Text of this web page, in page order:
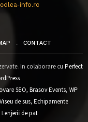
info.ro
CONTACT
In colaborare cu Perfect
SEO, Brasov Events, WP
de sus, Echipamente
Lenjerii de pat